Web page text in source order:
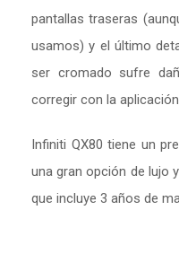
pantallas traseras
usamos) y el último
ser cromado sufre
corregir con la
Infiniti QX80 tiene un
una gran opción de lujo
que incluye 3 años de